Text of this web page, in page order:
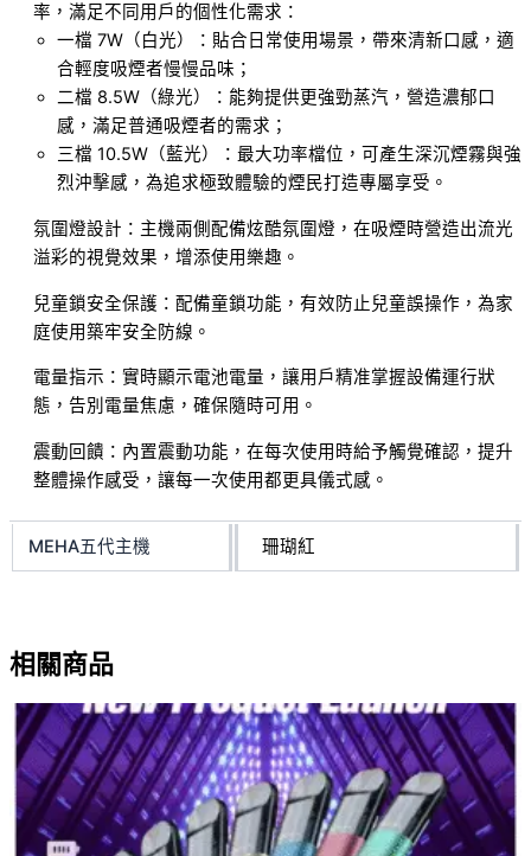
率，滿足不同用戶的個性化需求：
一檔 7W（白光）：貼合日常使用場景，帶來清新口感，適
合輕度吸煙者慢慢品味；
二檔 8.5W（綠光）：能夠提供更強勁蒸汽，營造濃郁口
感，滿足普通吸煙者的需求；
三檔 10.5W（藍光）：最大功率檔位，可產生深沉煙霧與強
烈沖擊感，為追求極致體驗的煙民打造專屬享受。
氛圍燈設計：主機兩側配備炫酷氛圍燈，在吸煙時營造出流光
溢彩的視覺效果，增添使用樂趣。
兒童鎖安全保護：配備童鎖功能，有效防止兒童誤操作，為家
庭使用築牢安全防線。
電量指示：實時顯示電池電量，讓用戶精准掌握設備運行狀
態，告別電量焦慮，確保隨時可用。
震動回饋：內置震動功能，在每次使用時給予觸覺確認，提升
整體操作感受，讓每一次使用都更具儀式感。
MEHA五代主機 珊瑚紅
相關商品